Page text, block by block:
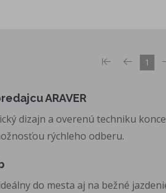
1
ARAVER
dizajn a overenú techniku
rýchleho odberu.
do mesta aj na bežné